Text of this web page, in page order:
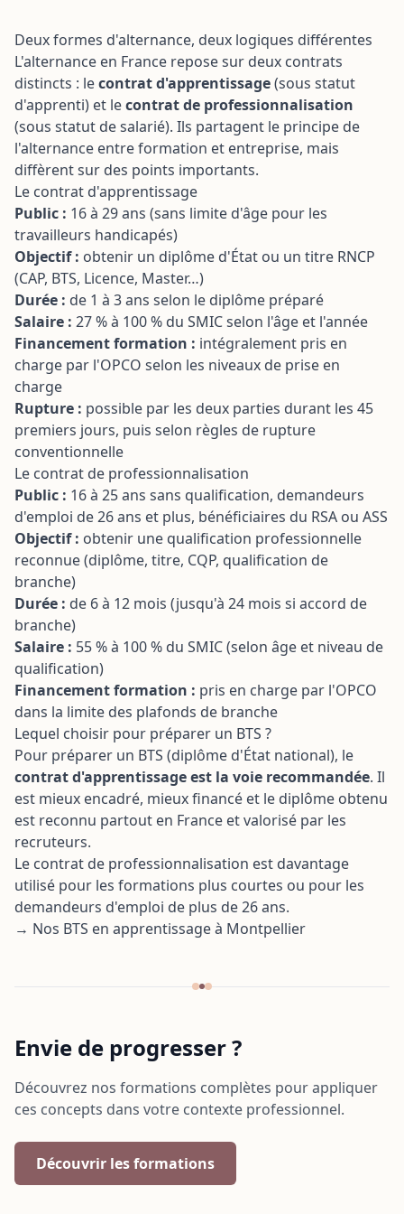
de sa TPE grâce à l'IA
Formation
RGPD
Transition écologique
optimisation de la
déchets en
paysage, agricole ou
Transition écologique
entreprise automobile
(garages...)
Deux formes d'alternance, deux logiques différentes
L'alternance en France repose sur deux contrats
distincts : lecontrat d'apprentissage(sous statut
d'apprenti) et lecontrat de professionnalisation
(sous statut de salarié). Ils partagent le principe de
l'alternance entre formation et entreprise, mais
diffèrent sur des points importants.
Le contrat d'apprentissage
Public : 16 à 29 ans (sans limite d'âge pour les
travailleurs handicapés)
Objectif : obtenir un diplôme d'État ou un titre RNCP
(CAP, BTS, Licence, Master…)
Durée : de 1 à 3 ans selon le diplôme préparé
Salaire : 27 % à 100 % du SMIC selon l'âge et l'année
Financement formation : intégralement pris en
charge par l'OPCO selon les niveaux de prise en
charge
Rupture : possible par les deux parties durant les 45
premiers jours, puis selon règles de rupture
conventionnelle
Le contrat de professionnalisation
Public : 16 à 25 ans sans qualification, demandeurs
d'emploi de 26 ans et plus, bénéficiaires du RSA ou ASS
Objectif : obtenir une qualification professionnelle
reconnue (diplôme, titre, CQP, qualification de
branche)
Durée : de 6 à 12 mois (jusqu'à 24 mois si accord de
branche)
Salaire : 55 % à 100 % du SMIC (selon âge et niveau de
qualification)
Financement formation : pris en charge par l'OPCO
dans la limite des plafonds de branche
Lequel choisir pour préparer un BTS ?
Pour préparer un BTS (diplôme d'État national), le
contrat d'apprentissage est la voie recommandée. Il
est mieux encadré, mieux financé et le diplôme obtenu
est reconnu partout en France et valorisé par les
recruteurs.
Le contrat de professionnalisation est davantage
utilisé pour les formations plus courtes ou pour les
demandeurs d'emploi de plus de 26 ans.
→ Nos BTS en apprentissage à Montpellier
Envie de progresser ?
Découvrez nos formations complètes pour appliquer
ces concepts dans votre contexte professionnel.
Découvrir les formations